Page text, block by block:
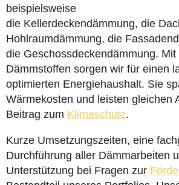
beispielsweise
die Kellerdeckendämmung, die
Hohlraumdämmung, die
die Geschossdeckendämmung. Mit
Dämmstoffen sorgen wir für einen
optimierten Energiehaushalt. Sie
Wärmekosten und leisten gleichen
Beitrag zum Klimaschutz.
Kurze Umsetzungszeiten, eine
Durchführung aller Dämmarbeiten
Unterstützung bei Fragen zur